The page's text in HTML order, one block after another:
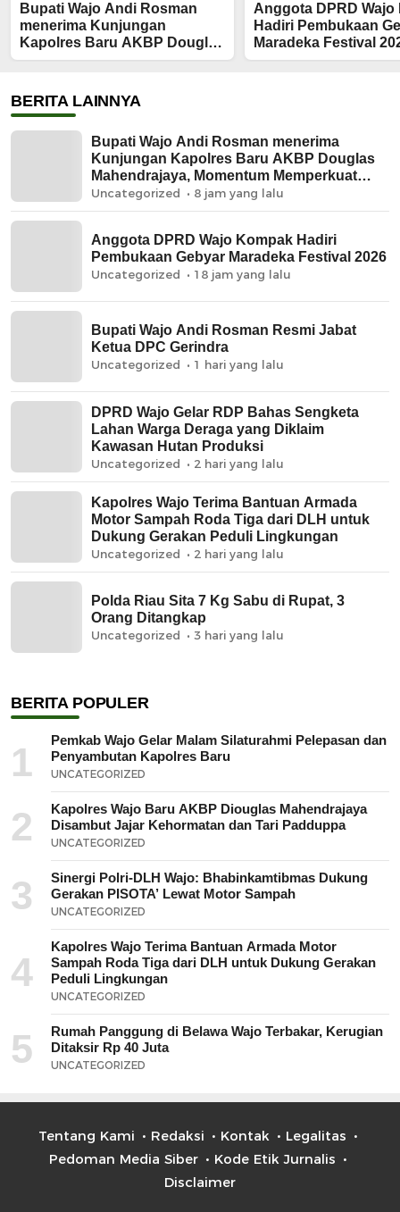
Bupati Wajo Andi Rosman
menerima Kunjungan
Kapolres Baru AKBP Douglas
Mahendrajaya, Momentum
Anggota DPRD Wajo
Hadiri Pembukaan
Maradeka Festival
BERITA LAINNYA
Bupati Wajo Andi Rosman menerima
Kunjungan Kapolres Baru AKBP Douglas
Mahendrajaya, Momentum Memperkuat
Sinergi
Uncategorized 8 jam yang lalu
Anggota DPRD Wajo Kompak Hadiri
Pembukaan Gebyar Maradeka Festival 2026
Uncategorized 18 jam yang lalu
Bupati Wajo Andi Rosman Resmi Jabat
Ketua DPC Gerindra
Uncategorized 1 hari yang lalu
DPRD Wajo Gelar RDP Bahas Sengketa
Lahan Warga Deraga yang Diklaim
Kawasan Hutan Produksi
Uncategorized 2 hari yang lalu
Kapolres Wajo Terima Bantuan Armada
Motor Sampah Roda Tiga dari DLH untuk
Dukung Gerakan Peduli Lingkungan
Uncategorized 2 hari yang lalu
Polda Riau Sita 7 Kg Sabu di Rupat, 3
Orang Ditangkap
Uncategorized 3 hari yang lalu
BERITA POPULER
1
Pemkab Wajo Gelar Malam Silaturahmi Pelepasan dan
Penyambutan Kapolres Baru
UNCATEGORIZED
2
Kapolres Wajo Baru AKBP Diouglas Mahendrajaya
Disambut Jajar Kehormatan dan Tari Padduppa
UNCATEGORIZED
3
Sinergi Polri-DLH Wajo: Bhabinkamtibmas Dukung
Gerakan PISOTA’ Lewat Motor Sampah
UNCATEGORIZED
4
Kapolres Wajo Terima Bantuan Armada Motor
Sampah Roda Tiga dari DLH untuk Dukung Gerakan
Peduli Lingkungan
UNCATEGORIZED
5
Rumah Panggung di Belawa Wajo Terbakar, Kerugian
Ditaksir Rp 40 Juta
UNCATEGORIZED
Tentang Kami Redaksi Kontak
Legalitas
Pedoman Media Siber
Kode Etik Jurnalis
Disclaimer